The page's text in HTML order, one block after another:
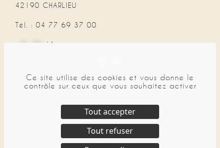
42190 CHARLIEU
Tél. : 04 77 69 37 00
in**@***ol.fr
NAVIGATION
Mentions légales
Politique de confidentialité
Ce site utilise des cookies et vous donne le
contrôle sur ceux que vous souhaitez activer
Tout accepter
Tout refuser